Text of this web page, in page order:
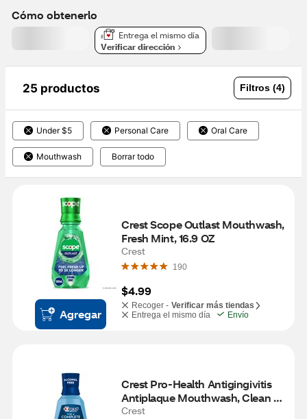
Cómo obtenerlo
Entrega el mismo día
Verificar dirección
25 productos Filtros (4)
Under $5 Personal Care Oral Care
Mouthwash Borrar todo
Agregar
Crest Scope Outlast Mouthwash,
Fresh Mint, 16.9 OZ
Crest
190
$4.99
Recoger - Verificar más tiendas
Entrega el mismo día
Envío
Crest Pro-Health Antigingivitis
Antiplaque Mouthwash, Clean
Mint Multi-Protection, 33.8 OZ
Crest